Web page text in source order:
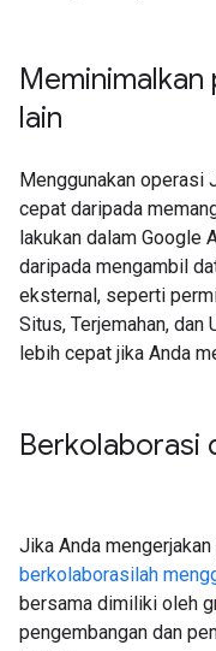
Meminimalkan
lain
Menggunakan operasi
cepat daripada
lakukan dalam Google
daripada mengambil
eksternal, seperti
Situs, Terjemahan, dan
lebih cepat jika Anda
Berkolaborasi
Jika Anda
berkolaborasilah
bersama dimiliki oleh
pengembangan dan